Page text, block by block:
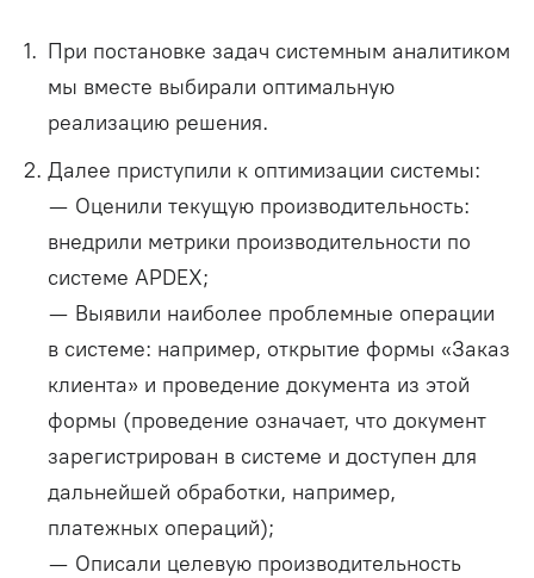
При постановке задач системным аналитиком
мы вместе выбирали оптимальную
реализацию решения.
Далее приступили к оптимизации системы:
— Оценили текущую производительность:
внедрили метрики производительности по
системе APDEX;
— Выявили наиболее проблемные операции
в системе: например, открытие формы «Заказ
клиента» и проведение документа из этой
формы (проведение означает, что документ
зарегистрирован в системе и доступен для
дальнейшей обработки, например,
платежных операций);
— Описали целевую производительность